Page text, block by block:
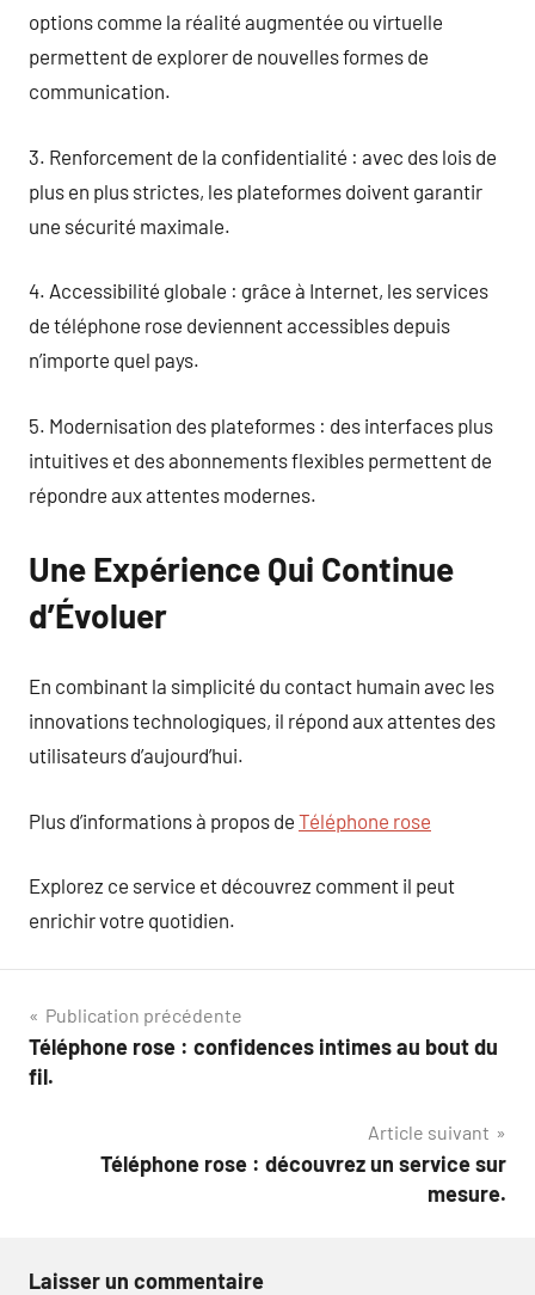
options comme la réalité augmentée ou virtuelle
permettent de explorer de nouvelles formes de
communication.
3. Renforcement de la confidentialité : avec des lois de
plus en plus strictes, les plateformes doivent garantir
une sécurité maximale.
4. Accessibilité globale : grâce à Internet, les services
de téléphone rose deviennent accessibles depuis
n’importe quel pays.
5. Modernisation des plateformes : des interfaces plus
intuitives et des abonnements flexibles permettent de
répondre aux attentes modernes.
Une Expérience Qui Continue
d’Évoluer
En combinant la simplicité du contact humain avec les
innovations technologiques, il répond aux attentes des
utilisateurs d’aujourd’hui.
Plus d’informations à propos de Téléphone rose
Explorez ce service et découvrez comment il peut
enrichir votre quotidien.
Navigation
de
Publication précédente
Téléphone rose : confidences intimes au bout du
fil.
Article suivant
Téléphone rose : découvrez un service sur
mesure.
Laisser un commentaire